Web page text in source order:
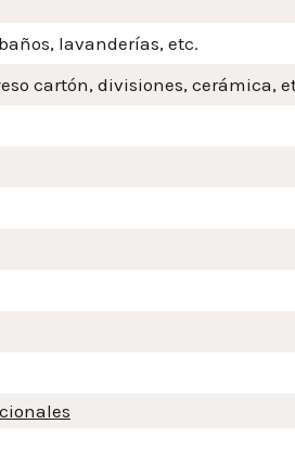
lavanderías, etc.
cartón, divisiones, cerámica,